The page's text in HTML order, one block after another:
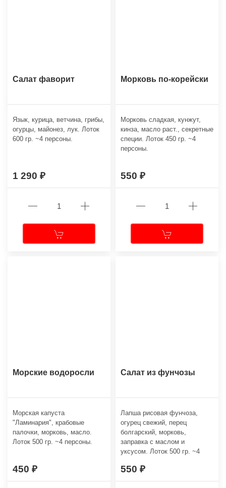
Салат фаворит
Язык, курица, ветчина, грибы,
огурцы, майонез, лук. Лоток
600 гр. ~4 персоны.
1 290
Морковь по-корейски
Морковь сладкая, кунжут,
кинза, масло раст., секретные
специи. Лоток 450 гр. ~4
персоны.
550
Морские водоросли
Морская капуста
"Ламинария", крабовые
палочки, морковь, масло.
Лоток 500 гр. ~4 персоны.
450
Салат из фунчозы
Лапша рисовая фунчоза,
огурец свежий, перец
болгарский, морковь,
заправка с маслом и
уксусом. Лоток 500 гр. ~4
550